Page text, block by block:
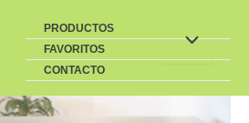
PRODUCTOS
FAVORITOS
CONTACTO